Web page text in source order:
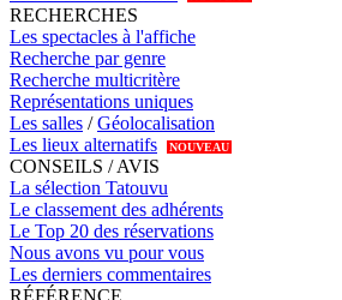
RECHERCHES
Les spectacles à l'affiche
Recherche par genre
Recherche multicritère
Représentations uniques
Les salles /Géolocalisation
Les lieux alternatifs
NOUVEAU
CONSEILS / AVIS
La sélection Tatouvu
Le classement des adhérents
Le Top 20 des réservations
Nous avons vu pour vous
Les derniers commentaires